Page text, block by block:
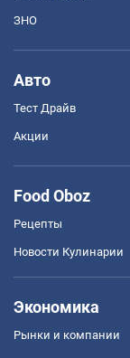
ЗНО
Авто
Тест Драйв
Акции
Food Oboz
Рецепты
Новости Кулинарии
Экономика
Рынки и компании